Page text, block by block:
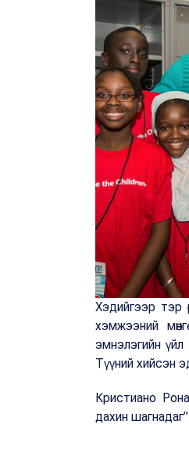
Хэдийгээр тэр
хэмжээний
эмнэлэгийн
Түүний хийсэн
Кристиано
дахин